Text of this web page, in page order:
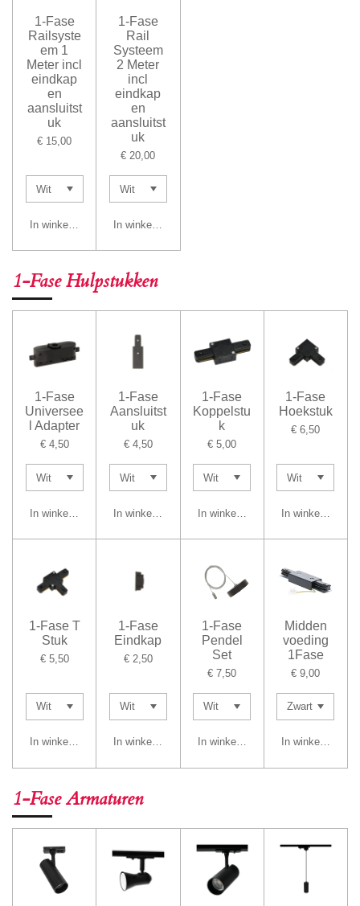
1-Fase
Railsyste
em 1
Meter incl
eindkap
en
aansluitst
uk
€ 15,00
In winkelwagen
1-Fase
Rail
Systeem
2 Meter
incl
eindkap
en
aansluitst
uk
€ 20,00
In winkelwagen
1-Fase Hulpstukken
1-Fase
Universee
l Adapter
€ 4,50
In winkelwagen
1-Fase
Aansluitst
uk
€ 4,50
In winkelwagen
1-Fase
Koppelstu
k
€ 5,00
In winkelwagen
1-Fase
Hoekstuk
€ 6,50
In winkelwagen
1-Fase T
Stuk
€ 5,50
In winkelwagen
1-Fase
Eindkap
€ 2,50
In winkelwagen
1-Fase
Pendel
Set
€ 7,50
In winkelwagen
Midden
voeding
1Fase
€ 9,00
In winkelwagen
1-Fase Armaturen